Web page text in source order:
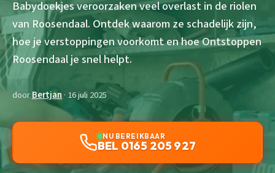
Babydoekjes veroorzaken veel overlast in de riolen
van Roosendaal. Ontdek waarom ze schadelijk zijn,
hoe je verstoppingen voorkomt en hoe Ontstoppen
Roosendaal je snel helpt.
doorBertjan· 16 juli 2025
NU BEREIKBAAR
BEL 0165 205 927